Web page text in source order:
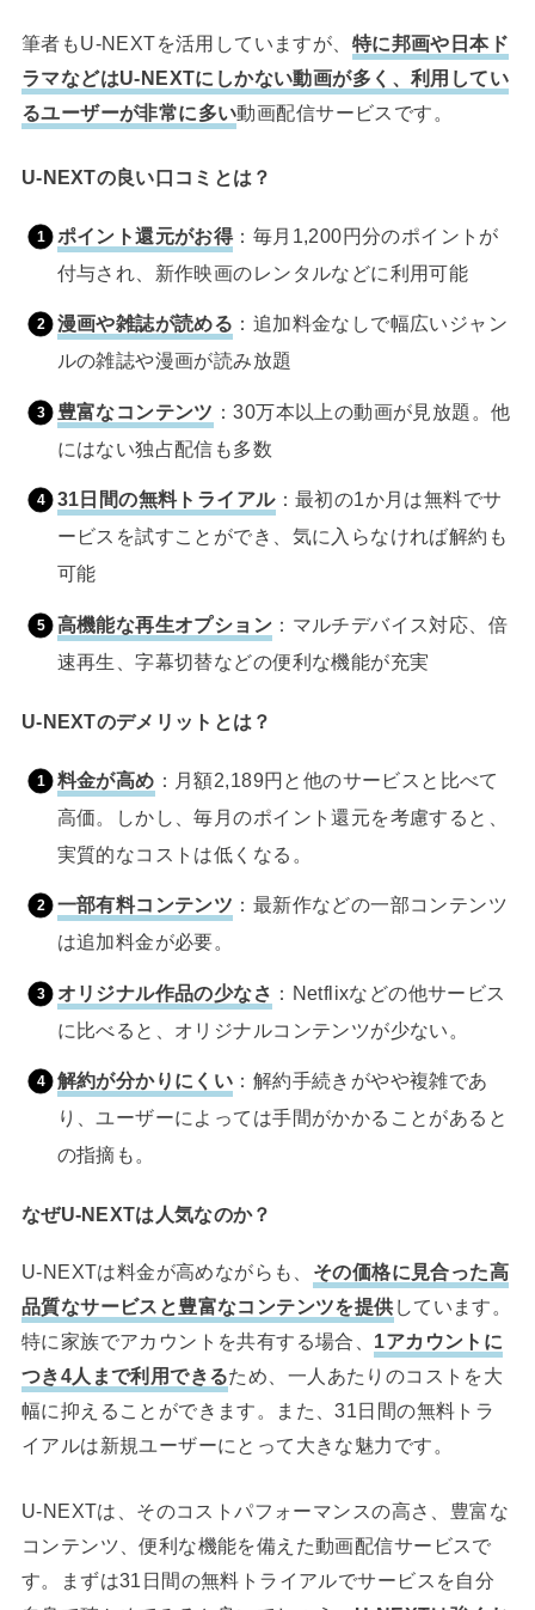
筆者もU-NEXTを活用していますが、 特に邦画や日本ド
ラマなどはU-NEXTにしかない動画が多く、利用してい
るユーザーが非常に多い動画配信サービスです。
U-NEXTの良い口コミとは？
ポイント還元がお得：毎月1,200円分のポイントが
付与され、新作映画のレンタルなどに利用可能
漫画や雑誌が読める ：追加料金なしで幅広いジャン
ルの雑誌や漫画が読み放題
豊富なコンテンツ ：30万本以上の動画が見放題。他
にはない独占配信も多数
31日間の無料トライアル：最初の1か月は無料でサ
ービスを試すことができ、気に入らなければ解約も
可能
高機能な再生オプション ：マルチデバイス対応、倍
速再生、字幕切替などの便利な機能が充実
U-NEXTのデメリットとは？
料金が高め ：月額2,189円と他のサービスと比べて
高価。しかし、毎月のポイント還元を考慮すると、
実質的なコストは低くなる。
一部有料コンテンツ ：最新作などの一部コンテンツ
は追加料金が必要。
オリジナル作品の少なさ ：Netflixなどの他サービス
に比べると、オリジナルコンテンツが少ない。
解約が分かりにくい ：解約手続きがやや複雑であ
り、ユーザーによっては手間がかかることがあると
の指摘も。
なぜU-NEXTは人気なのか？
U-NEXTは料金が高めながらも、 その価格に見合った高
品質なサービスと豊富なコンテンツを提供 しています。
特に家族でアカウントを共有する場合、 1アカウントに
つき4人まで利用できるため、一人あたりのコストを大
幅に抑えることができます。また、31日間の無料トラ
イアルは新規ユーザーにとって大きな魅力です。
U-NEXTは、そのコストパフォーマンスの高さ、豊富な
コンテンツ、便利な機能を備えた動画配信サービスで
す。まずは31日間の無料トライアルでサービスを自分